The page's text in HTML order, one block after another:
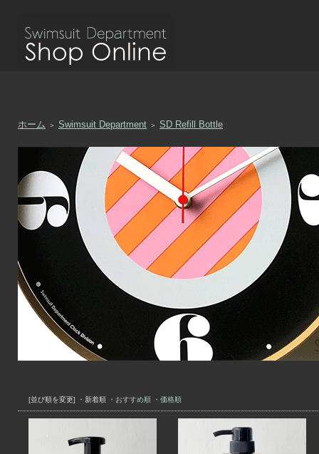
ホーム ＞ Swimsuit Department ＞ SD Refill Bottle
[並び順を変更] ・新着順 ・おすすめ順 ・価格順